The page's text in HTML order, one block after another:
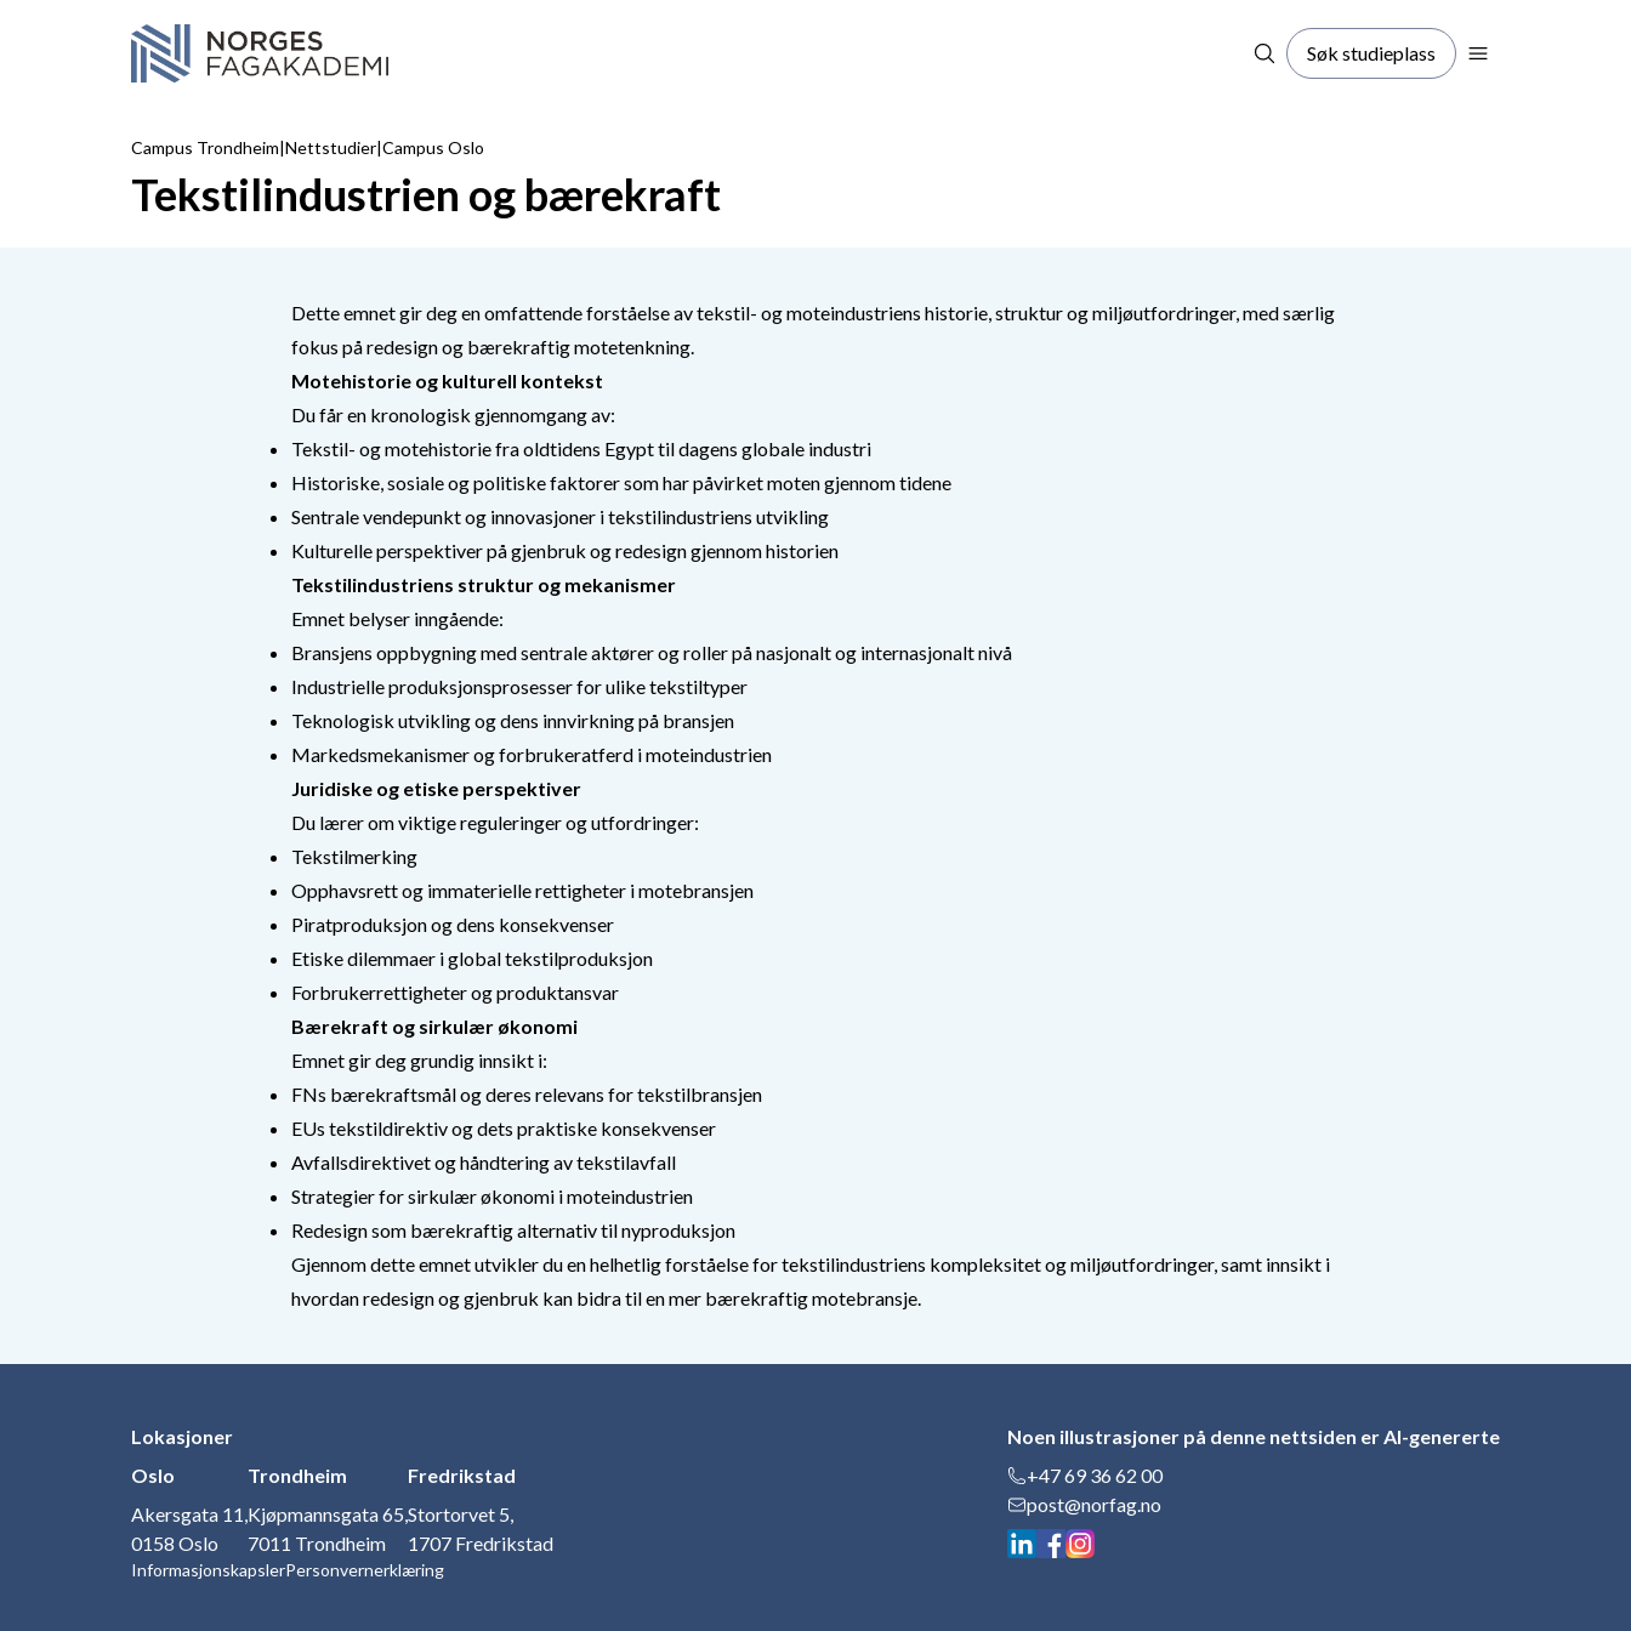
Hopp over navigasjon Søk studieplass
Campus Trondheim|Nettstudier|Campus Oslo
Tekstilindustrien og bærekraft
Dette emnet gir deg en omfattende forståelse av tekstil- og moteindustriens historie, struktur og miljøutfordringer, med særlig
fokus på redesign og bærekraftig motetenkning.
Motehistorie og kulturell kontekst
Du får en kronologisk gjennomgang av:
Tekstil- og motehistorie fra oldtidens Egypt til dagens globale industri
Historiske, sosiale og politiske faktorer som har påvirket moten gjennom tidene
Sentrale vendepunkt og innovasjoner i tekstilindustriens utvikling
Kulturelle perspektiver på gjenbruk og redesign gjennom historien
Tekstilindustriens struktur og mekanismer
Emnet belyser inngående:
Bransjens oppbygning med sentrale aktører og roller på nasjonalt og internasjonalt nivå
Industrielle produksjonsprosesser for ulike tekstiltyper
Teknologisk utvikling og dens innvirkning på bransjen
Markedsmekanismer og forbrukeratferd i moteindustrien
Juridiske og etiske perspektiver
Du lærer om viktige reguleringer og utfordringer:
Tekstilmerking
Opphavsrett og immaterielle rettigheter i motebransjen
Piratproduksjon og dens konsekvenser
Etiske dilemmaer i global tekstilproduksjon
Forbrukerrettigheter og produktansvar
Bærekraft og sirkulær økonomi
Emnet gir deg grundig innsikt i:
FNs bærekraftsmål og deres relevans for tekstilbransjen
EUs tekstildirektiv og dets praktiske konsekvenser
Avfallsdirektivet og håndtering av tekstilavfall
Strategier for sirkulær økonomi i moteindustrien
Redesign som bærekraftig alternativ til nyproduksjon
Gjennom dette emnet utvikler du en helhetlig forståelse for tekstilindustriens kompleksitet og miljøutfordringer, samt innsikt i
hvordan redesign og gjenbruk kan bidra til en mer bærekraftig motebransje.
Lokasjoner
Oslo
Akersgata 11,
0158 Oslo
Trondheim
Kjøpmannsgata 65,
7011 Trondheim
Fredrikstad
Stortorvet 5,
1707 Fredrikstad
Noen illustrasjoner på denne nettsiden er AI-genererte
+47 69 36 62 00
post@norfag.no
InformasjonskapslerPersonvernerklæring